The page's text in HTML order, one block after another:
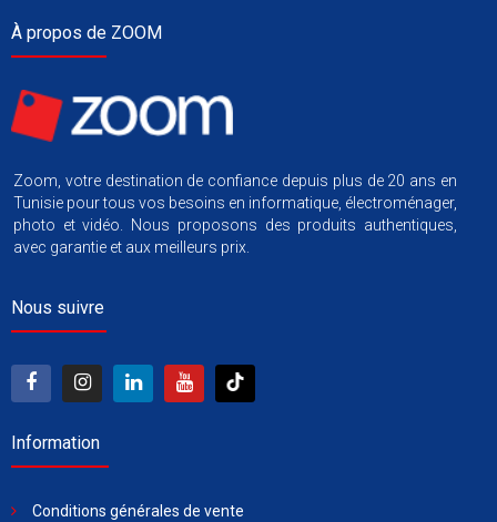
À propos de ZOOM
Zoom, votre destination de confiance depuis plus de 20 ans en
Tunisie pour tous vos besoins en informatique, électroménager,
photo et vidéo. Nous proposons des produits authentiques,
avec garantie et aux meilleurs prix.
Nous suivre
Information
Conditions générales de vente